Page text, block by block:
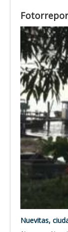
Nuevitas,